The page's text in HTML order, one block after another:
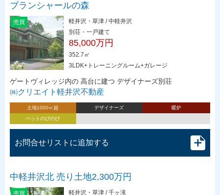
ブランシャールの森
売買
軽井沢・草津 / 中軽井沢
別荘・一戸建て
85,000万円
352.7㎡
3LDK+トレーニングルーム+ガレージ
ゲートヴィレッジ内の 高台に建つ デザイナーズ別荘
㈱クリエイト軽井沢不動産
土地1000㎡超 デザイナーズ
暖炉
ペットのびのび
お問合せリストに追加する
中軽井沢北 売り土地2,300万円
売買 軽井沢・草津 / 千ヶ滝